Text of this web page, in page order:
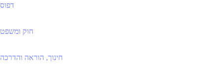
דפוס
חוק ומשפט
חינוך, הוראה והדרכה